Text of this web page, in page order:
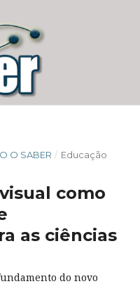
O SABER / Educação
como
as ciências
do novo